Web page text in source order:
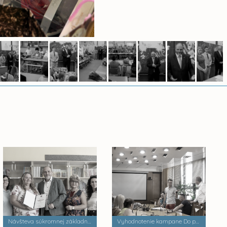
Návšteva súkromnej základnej školy Palackého Vyhodnotenie kampane Do práce na bicykli